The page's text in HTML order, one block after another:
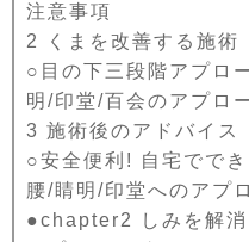
注意事項
2 くまを改善する施術
○目の下三段階アプ
明/印堂/百会のアプロ
3 施術後のアドバイス
○安全便利! 自宅でで
腰/睛明/印堂へのアプ
●chapter2 しみを解消